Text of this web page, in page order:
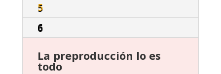
5
6
La preproducción lo es
todo